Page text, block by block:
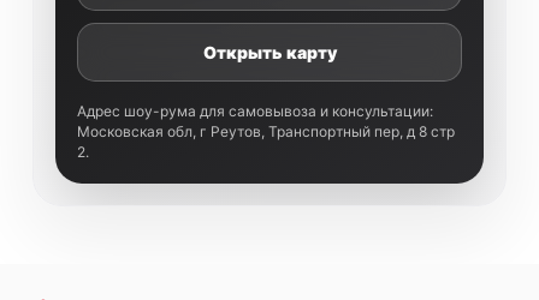
Открыть карту
Адрес шоу-рума для самовывоза и консультации:
Московская обл, г Реутов, Транспортный пер, д 8 стр
2.